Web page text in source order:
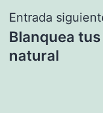
entradas
Entrada
Blanquea
natural